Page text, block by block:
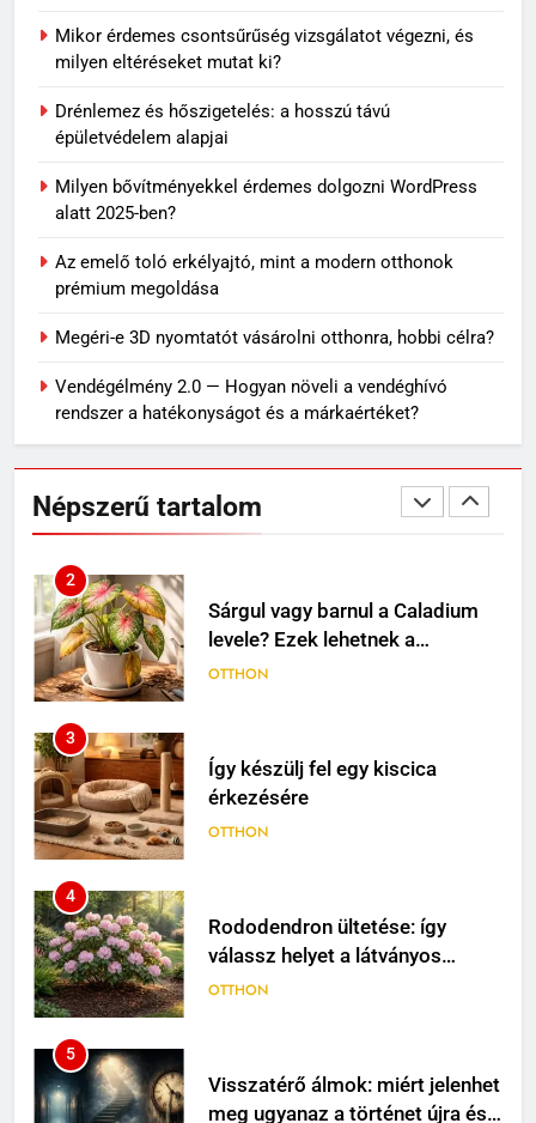
Mikor érdemes csontsűrűség vizsgálatot végezni, és
milyen eltéréseket mutat ki?
Drénlemez és hőszigetelés: a hosszú távú
épületvédelem alapjai
Milyen bővítményekkel érdemes dolgozni WordPress
alatt 2025-ben?
Az emelő toló erkélyajtó, mint a modern otthonok
prémium megoldása
Megéri-e 3D nyomtatót vásárolni otthonra, hobbi célra?
Vendégélmény 2.0 — Hogyan növeli a vendéghívó
rendszer a hatékonyságot és a márkaértéket?
Népszerű tartalom
OTTHON
7
Skechers szandál gyerekeknek:
nyári napokra
VÁSÁRLÁS
8
OTTHON
1
MINDENNAPOK
2
Sárgul vagy barnul a Caladium
levele? Ezek lehetnek a
leggyakoribb okok
OTTHON
3
Így készülj fel egy kiscica
érkezésére
OTTHON
4
Rododendron ültetése: így
válassz helyet a látványos
virágzáshoz
OTTHON
5
Visszatérő álmok: miért jelenhet
meg ugyanaz a történet újra és